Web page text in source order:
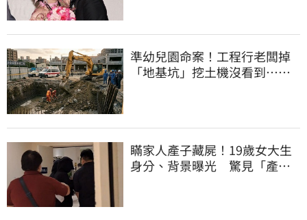
準幼兒園命案！工程行老闆掉
「地基坑」挖土機沒看到…下
瞞家人產子藏屍！19歲女大生
身分、背景曝光 驚見「產檢